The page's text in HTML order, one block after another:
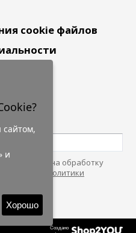
cookie файлов
согласие на обработку
"Политики
Создано
сайтом,
и
Хорошо